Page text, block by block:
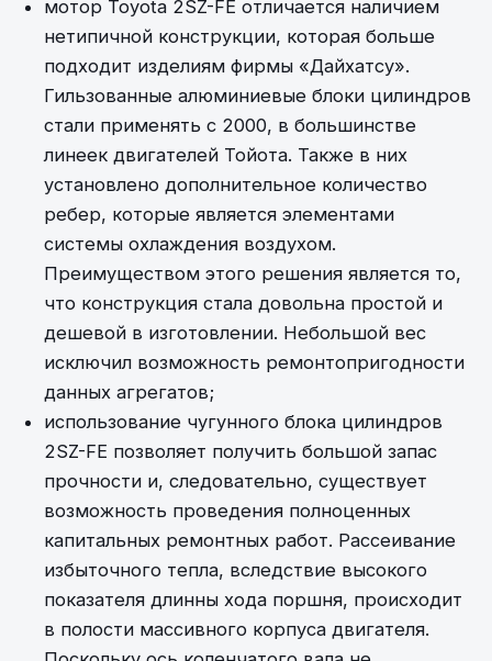
мотор Toyota 2SZ-FE отличается наличием
нетипичной конструкции, которая больше
подходит изделиям фирмы «Дайхатсу».
Гильзованные алюминиевые блоки цилиндров
стали применять с 2000, в большинстве
линеек двигателей Тойота. Также в них
установлено дополнительное количество
ребер, которые является элементами
системы охлаждения воздухом.
Преимуществом этого решения является то,
что конструкция стала довольна простой и
дешевой в изготовлении. Небольшой вес
исключил возможность ремонтопригодности
данных агрегатов;
использование чугунного блока цилиндров
2SZ-FE позволяет получить большой запас
прочности и, следовательно, существует
возможность проведения полноценных
капитальных ремонтных работ. Рассеивание
избыточного тепла, вследствие высокого
показателя длинны хода поршня, происходит
в полости массивного корпуса двигателя.